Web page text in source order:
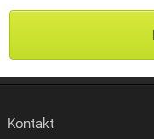
Kontakt